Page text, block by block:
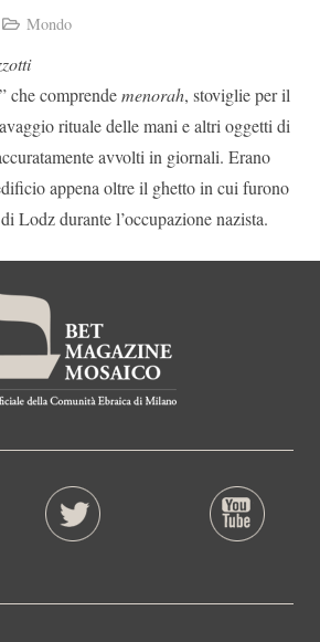
Mondo
che comprendemenorah, stoviglie per il
rituale delle mani e altri oggetti di
avvolti in giornali. Erano
appena oltre il ghetto in cui furono
Lodz durante l’occupazione nazista.